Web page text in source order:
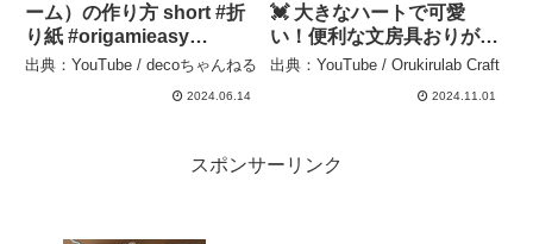
ーム）の作り方 short #折
り紙 #origamieasy
#origami #photo – decoち
出典：YouTube / decoちゃんねる
2024.06.14
💓 大きなハートで可愛
い！便利な文房具おりがみ
✨ – Orukirulab Craft
出典：YouTube / Orukirulab Craft
2024.11.01
スポンサーリンク